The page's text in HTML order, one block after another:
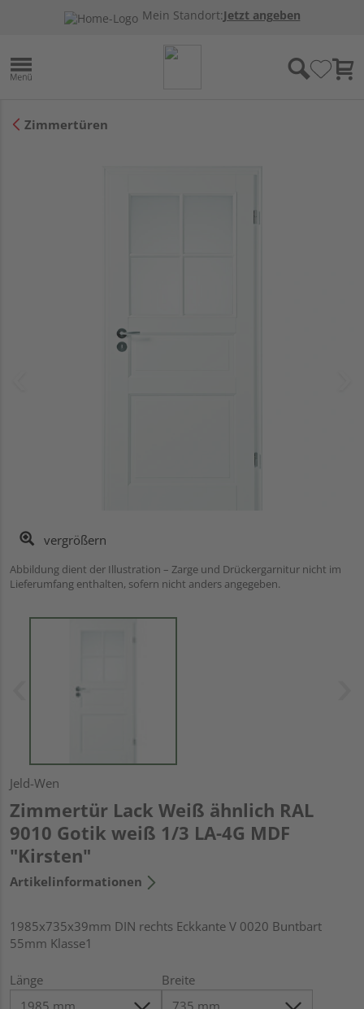
Mein Standort:Jetzt angeben
Zimmertüren
vergrößern
Abbildung dient der Illustration – Zarge und Drückergarnitur nicht im
Lieferumfang enthalten, sofern nicht anders angegeben.
Jeld-Wen
Zimmertür Lack Weiß ähnlich RAL
9010 Gotik weiß 1/3 LA-4G MDF
"Kirsten"
Artikelinformationen
1985x735x39mm DIN rechts Eckkante V 0020 Buntbart
55mm Klasse1
Länge Breite